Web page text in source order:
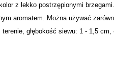
z lekko postrzępionymi
aromatem. Można używać
głębokość siewu: 1 - 1,5